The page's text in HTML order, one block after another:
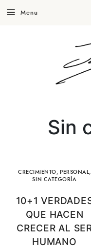
Menu
Sin
CRECIMIENTO,PERSONAL,
SIN CATEGORÍA
10+1
QUE HACEN
CRECER AL
HUMANO